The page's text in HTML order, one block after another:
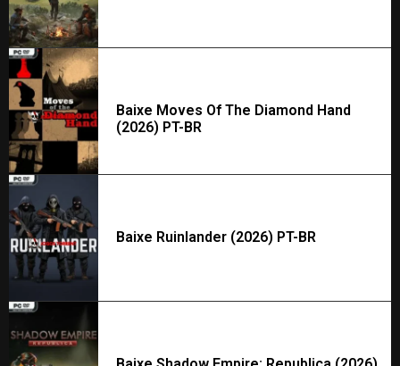
Baixe Moves Of The Diamond Hand
(2026) PT-BR
Baixe Ruinlander (2026) PT-BR